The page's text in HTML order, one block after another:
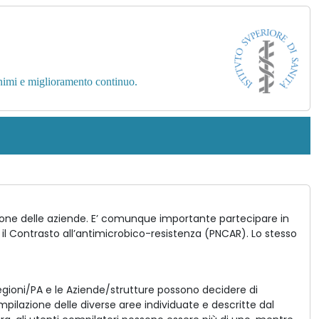
e miglioramento continuo.
delle aziende. E’ comunque importante partecipare in
all’antimicrobico-resistenza (PNCAR). Lo stesso
PA e le Aziende/strutture possono decidere di
delle diverse aree individuate e descritte dal